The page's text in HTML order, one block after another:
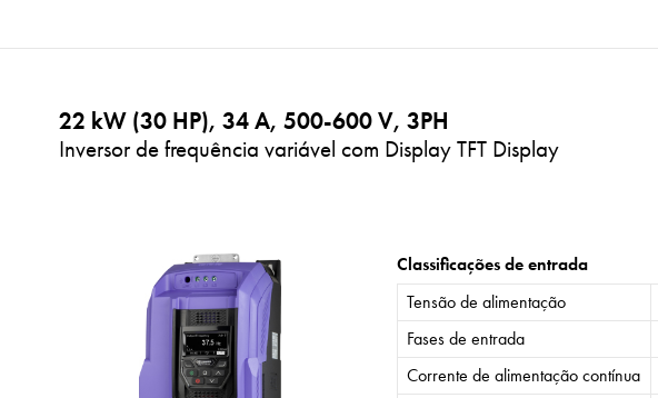
22 kW (30 HP), 34 A, 500-600 V, 3PH
Inversor de frequência variável com Display TFT Display
Classificações de entrada
Tensão de alimentação
Fases de entrada
Corrente de alimentação contínua